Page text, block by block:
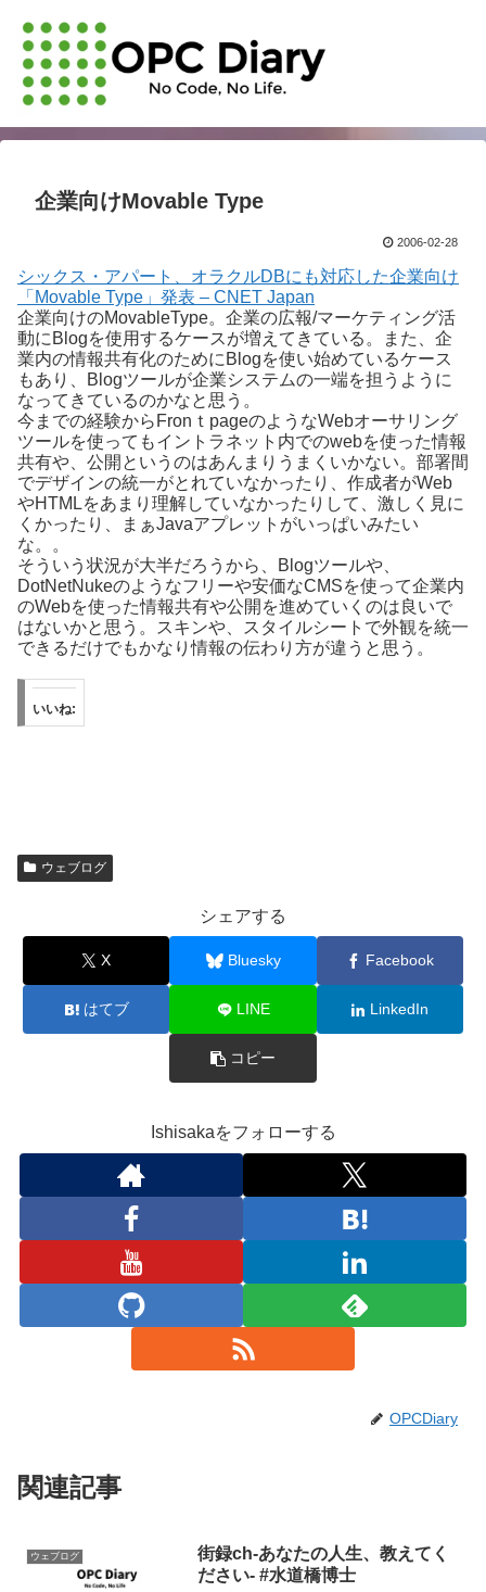
企業向けMovable Type
2006-02-28
シックス・アパート、オラクルDBにも対応した企業向け
「Movable Type」発表 – CNET Japan
企業向けのMovableType。企業の広報/マーケティング活
動にBlogを使用するケースが増えてきている。また、企
業内の情報共有化のためにBlogを使い始めているケース
もあり、Blogツールが企業システムの一端を担うように
なってきているのかなと思う。
今までの経験からFronｔpageのようなWebオーサリング
ツールを使ってもイントラネット内でのwebを使った情報
共有や、公開というのはあんまりうまくいかない。部署間
でデザインの統一がとれていなかったり、作成者がWeb
やHTMLをあまり理解していなかったりして、激しく見に
くかったり、まぁJavaアプレットがいっぱいみたい
な。。
そういう状況が大半だろうから、Blogツールや、
DotNetNukeのようなフリーや安価なCMSを使って企業内
のWebを使った情報共有や公開を進めていくのは良いで
はないかと思う。スキンや、スタイルシートで外観を統一
できるだけでもかなり情報の伝わり方が違うと思う。
いいね:
ウェブログ
シェアする
X Bluesky Facebook
はてブ LINE LinkedIn
コピー
Ishisakaをフォローする
OPCDiary
関連記事
ウェブログ
街録ch-あなたの人生、教えてく
ださい- #水道橋博士